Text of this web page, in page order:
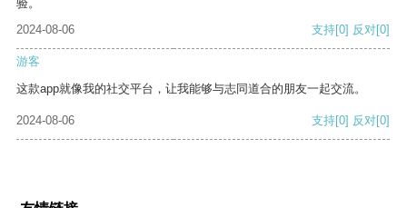
验。
2024-08-06
支持[0] 反对[0]
游客
这款app就像我的社交平台，让我能够与志同道合的朋友一起交流。
2024-08-06 支持[0] 反对[0]